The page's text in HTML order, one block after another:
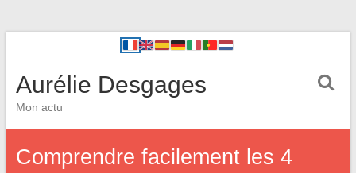
Aurélie Desgages
Mon actu
Comprendre facilement les 4